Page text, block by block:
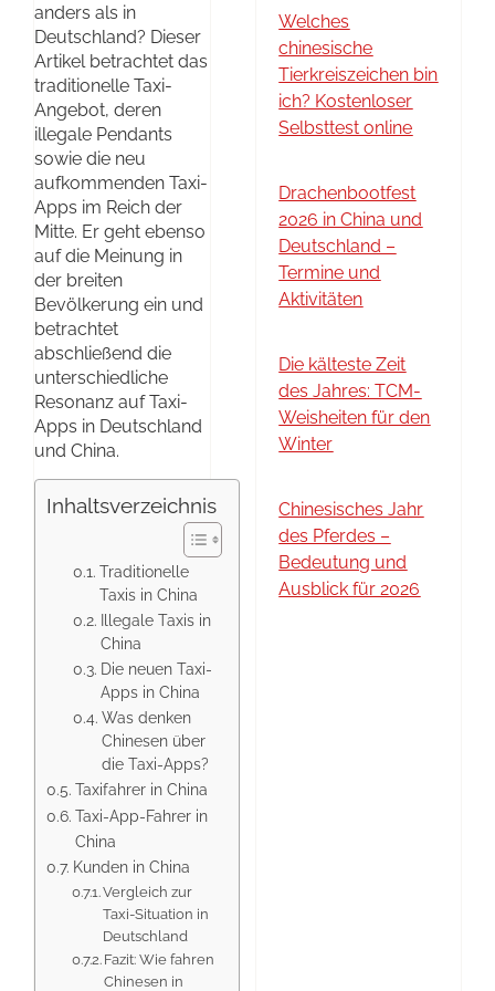
anders als in
Deutschland? Dieser
Artikel betrachtet das
traditionelle Taxi-
Angebot, deren
illegale Pendants
sowie die neu
aufkommenden Taxi-
Apps im Reich der
Mitte. Er geht ebenso
auf die Meinung in
der breiten
Bevölkerung ein und
betrachtet
abschließend die
unterschiedliche
Resonanz auf Taxi-
Apps in Deutschland
und China.
Inhaltsverzeichnis
Traditionelle
Taxis in China
Illegale Taxis in
China
Die neuen Taxi-
Apps in China
Was denken
Chinesen über
die Taxi-Apps?
Taxifahrer in China
Taxi-App-Fahrer in
China
Kunden in China
Vergleich zur
Taxi-Situation in
Deutschland
Fazit: Wie fahren
Chinesen in
Welches
chinesische
Tierkreiszeichen bin
ich? Kostenloser
Selbsttest online
Drachenbootfest
2026 in China und
Deutschland –
Termine und
Aktivitäten
Die kälteste Zeit
des Jahres: TCM-
Weisheiten für den
Winter
Chinesisches Jahr
des Pferdes –
Bedeutung und
Ausblick für 2026